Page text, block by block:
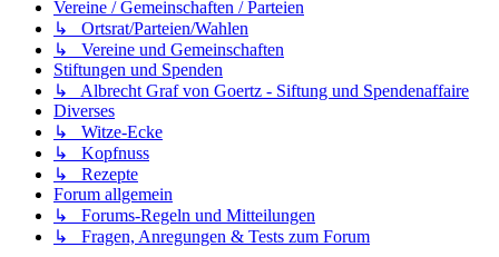
Vereine / Gemeinschaften / Parteien
↳ Ortsrat/Parteien/Wahlen
↳ Vereine und Gemeinschaften
Stiftungen und Spenden
↳ Albrecht Graf von Goertz - Siftung und Spendenaffaire
Diverses
↳ Witze-Ecke
↳ Kopfnuss
↳ Rezepte
Forum allgemein
↳ Forums-Regeln und Mitteilungen
↳ Fragen, Anregungen & Tests zum Forum